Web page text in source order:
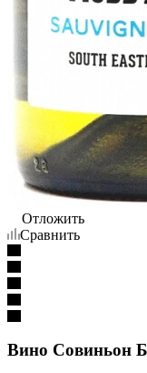
Отложить
Сравнить
Вино Совиньон